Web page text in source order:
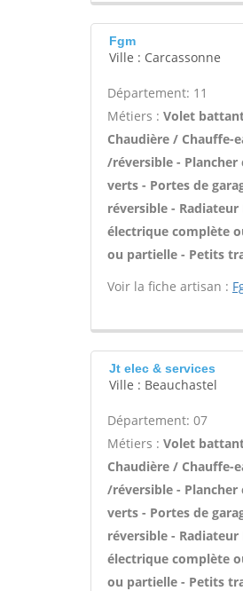
Fgm
Ville : Carcassonne
Département: 11
Métiers : Volet
Chaudière / Chauffe-
/réversible - Plancher
verts - Portes de
réversible -
électrique complète
ou partielle - Petits
Voir la fiche artisan :
Jt elec & services
Ville : Beauchastel
Département: 07
Métiers : Volet
Chaudière / Chauffe-
/réversible - Plancher
verts - Portes de
réversible -
électrique complète
ou partielle - Petits